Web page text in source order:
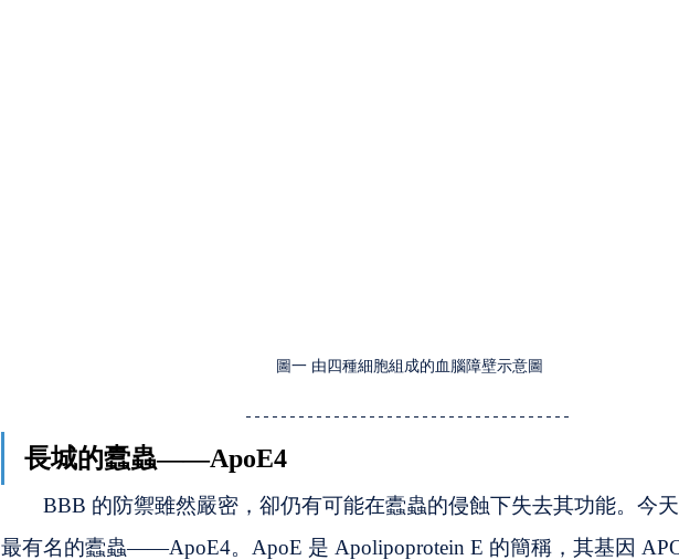
圖一 由四種細胞組成的血腦障壁示意圖
長城的蠹蟲——ApoE4
BBB 的防禦雖然嚴密，卻仍有可能在蠹蟲的侵蝕下失去其功能。今天
最有名的蠹蟲——ApoE4。ApoE 是 Apolipoprotein E 的簡稱，其基因